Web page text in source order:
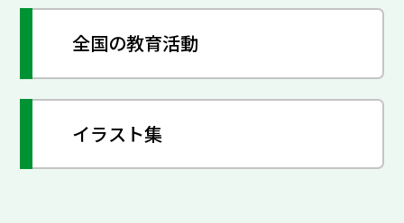
全国の教育活動
イラスト集